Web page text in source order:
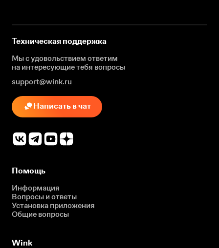
Техническая поддержка
Мы с удовольствием ответим
на интересующиетебя вопросы
support@wink.ru
Написать в чат
Помощь
Информация
Вопросы и ответы
Установка приложения
Общие вопросы
Wink